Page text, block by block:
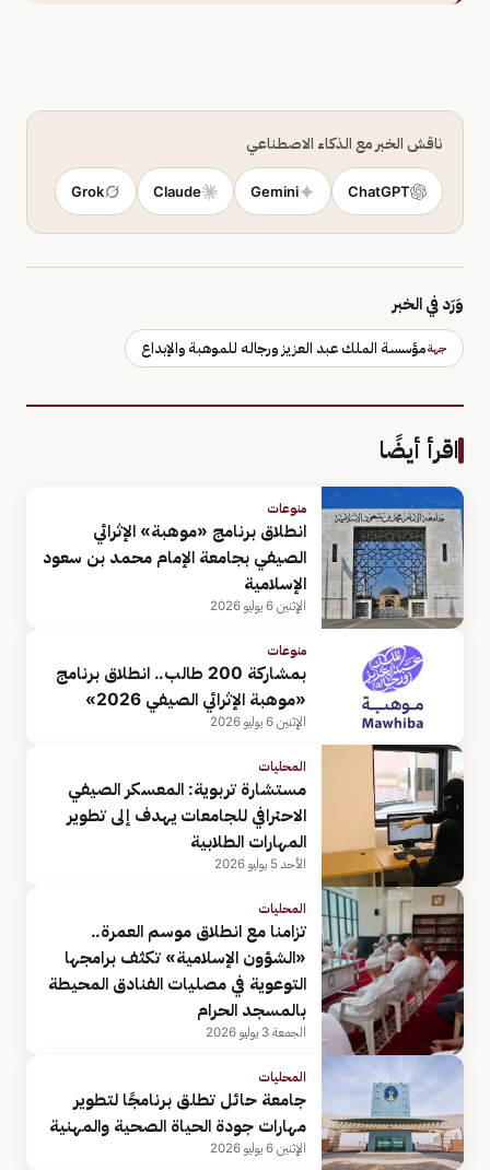
ناقش الخبر مع الذكاء الاصطناعي
ChatGPT
Gemini
Claude
Grok
وَرَد في الخبر
جهةمؤسسة الملك عبد العزيز ورجاله للموهبة والإبداع
اقرأ أيضًا
منوعات
انطلاق برنامج «موهبة» الإثرائي
الصيفي بجامعة الإمام محمد بن سعود
الإسلامية
الإثنين 6 يوليو 2026
منوعات
بمشاركة 200 طالب.. انطلاق برنامج
«موهبة الإثرائي الصيفي 2026»
الإثنين 6 يوليو 2026
المحليات
مستشارة تربوية: المعسكر الصيفي
الاحترافي للجامعات يهدف إلى تطوير
المهارات الطلابية
الأحد 5 يوليو 2026
المحليات
تزامنا مع انطلاق موسم العمرة..
«الشؤون الإسلامية» تكثف برامجها
التوعوية في مصليات الفنادق المحيطة
بالمسجد الحرام
الجمعة 3 يوليو 2026
المحليات
جامعة حائل تطلق برنامجًا لتطوير
مهارات جودة الحياة الصحية والمهنية
الإثنين 6 يوليو 2026